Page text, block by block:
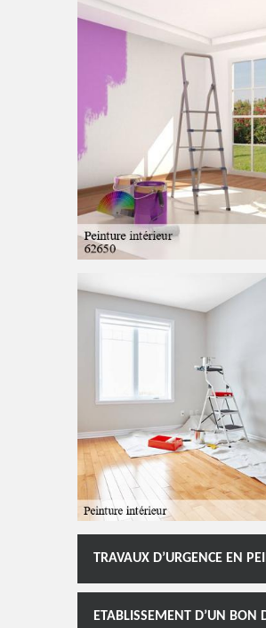
TRAVAUX D’URGENCE EN
ETABLISSEMENT D’UN BON